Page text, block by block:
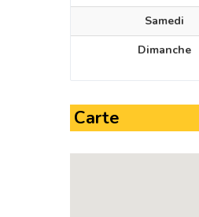
Samedi
Dimanche
Carte